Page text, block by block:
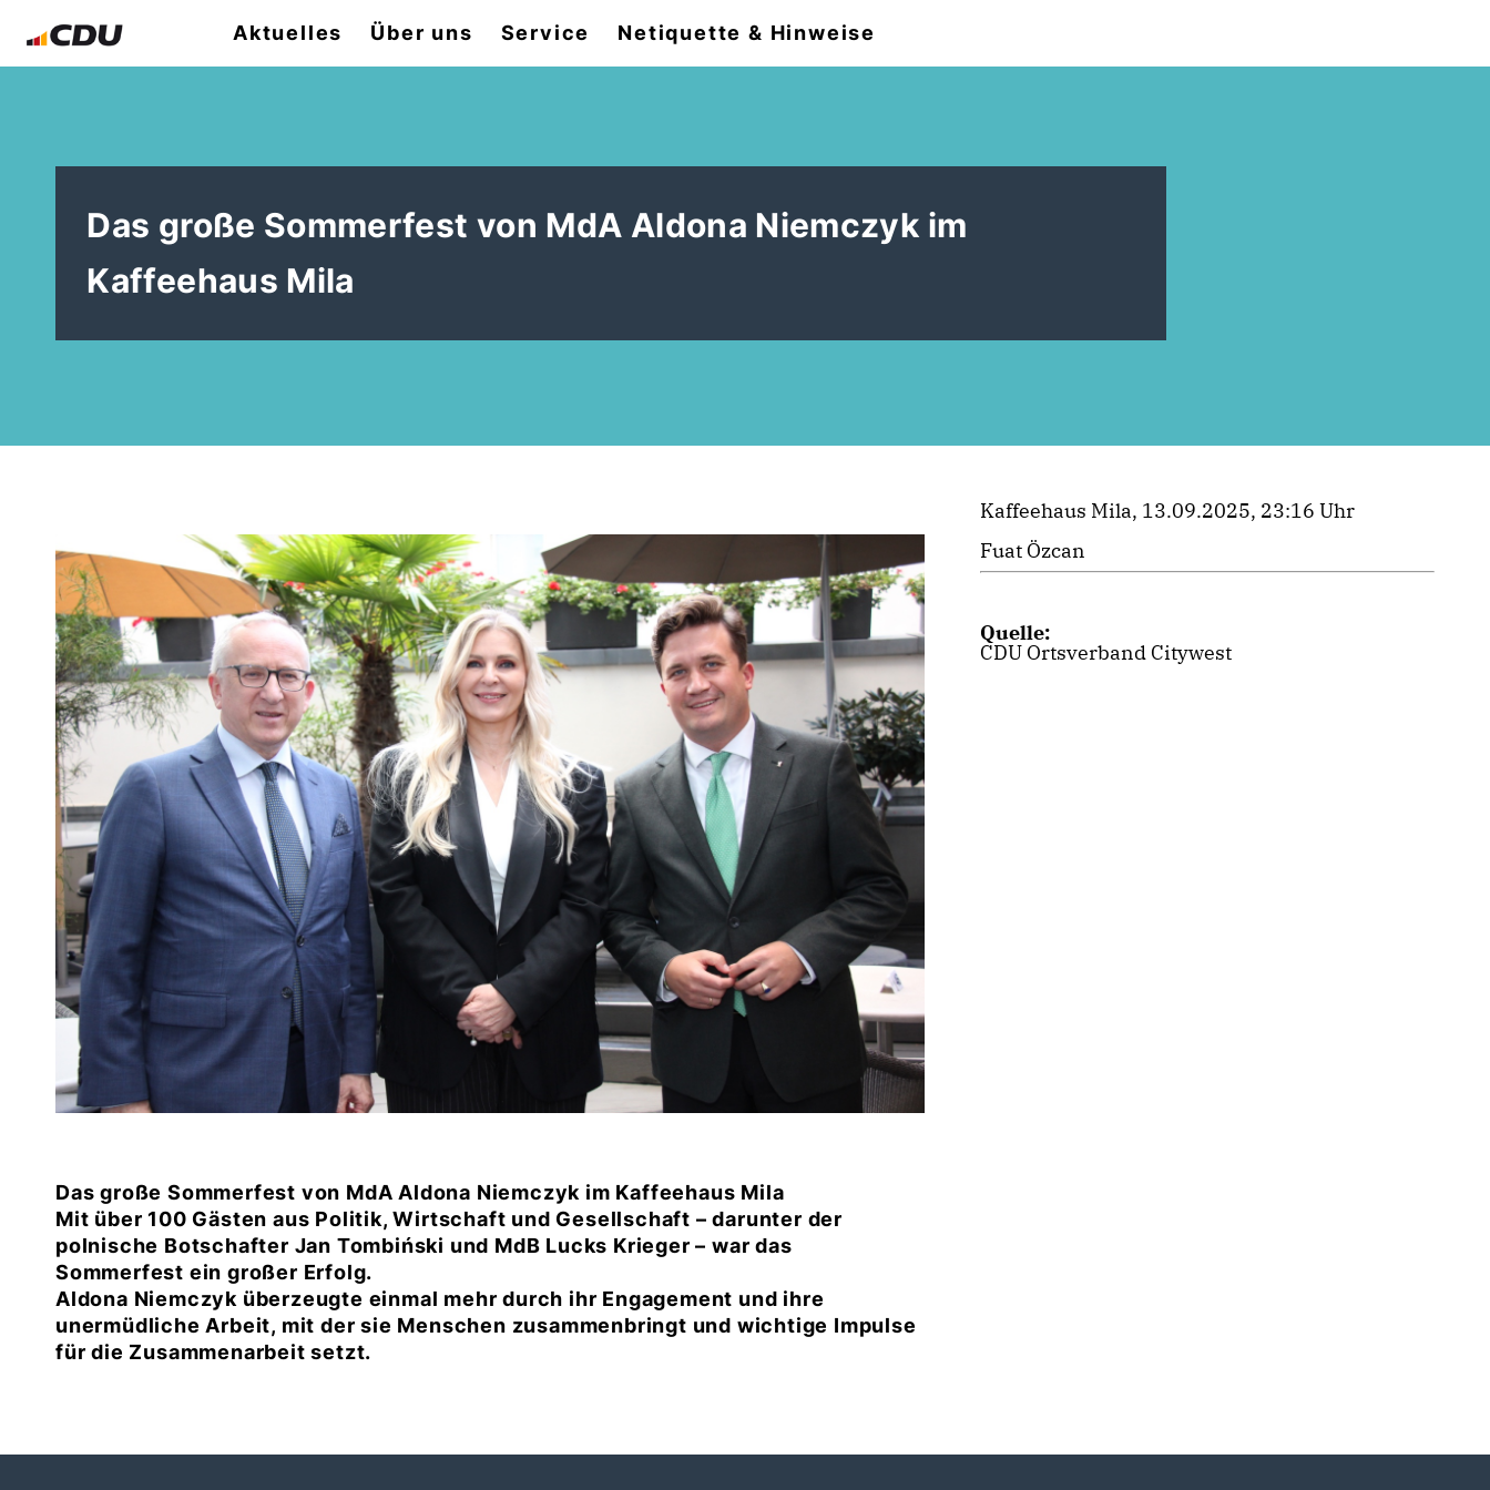
Aktuelles Über uns Service Netiquette & Hinweise
Das große Sommerfest von MdA Aldona Niemczyk im
Kaffeehaus Mila
Das große Sommerfest von MdA Aldona Niemczyk im Kaffeehaus Mila
Mit über 100 Gästen aus Politik, Wirtschaft und Gesellschaft – darunter der
polnische Botschafter Jan Tombiński und MdB Lucks Krieger – war das
Sommerfest ein großer Erfolg.
Aldona Niemczyk überzeugte einmal mehr durch ihr Engagement und ihre
unermüdliche Arbeit, mit der sie Menschen zusammenbringt und wichtige Impulse
für die Zusammenarbeit setzt.
Kaffeehaus Mila, 13.09.2025, 23:16 Uhr
Fuat Özcan
Quelle:
CDU Ortsverband Citywest